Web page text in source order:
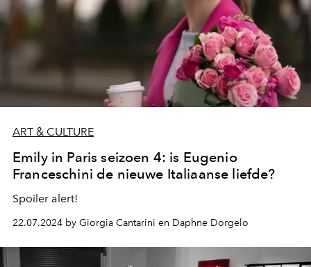
ART & CULTURE
Emily in Paris seizoen 4: is Eugenio
Franceschini de nieuwe Italiaanse liefde?
Spoiler alert!
22.07.2024 by Giorgia Cantarini en Daphne Dorgelo